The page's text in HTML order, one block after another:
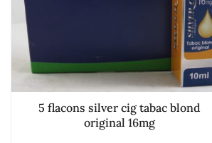
5 flacons silver cig tabac blond
original 16mg